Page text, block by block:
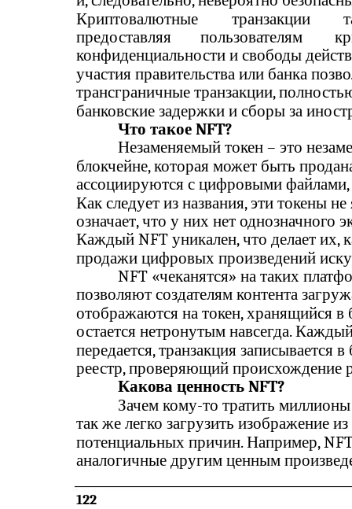
122
Криптовалютные
транзакции
предоставляя
пользователям
конфиденциальности и свободы
участия правительства или банка
трансграничные транзакции,
банковские задержки и сборы за
Что такое NFT?
Незаменяемый токен – это
блокчейне, которая может быть
ассоциируются с цифровыми
Как следует из названия, эти токены
означает, что у них нет однозначного
Каждый NFT уникален, что делает их,
продажи цифровых произведений
NFT «чеканятся» на таких
позволяют создателям контента
отображаются на токен, хранящийся в
остается нетронутым навсегда.
передается, транзакция записывается
реестр, проверяющий происхождение
Какова ценность NFT?
Зачем кому-то тратить
так же легко загрузить изображение
потенциальных причин. Например,
аналогичные другим ценным